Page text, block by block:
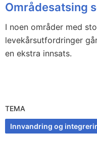
Områdesatsing
I noen områder med
levekårsutfordringer
en ekstra innsats.
TEMA
Innvandring og